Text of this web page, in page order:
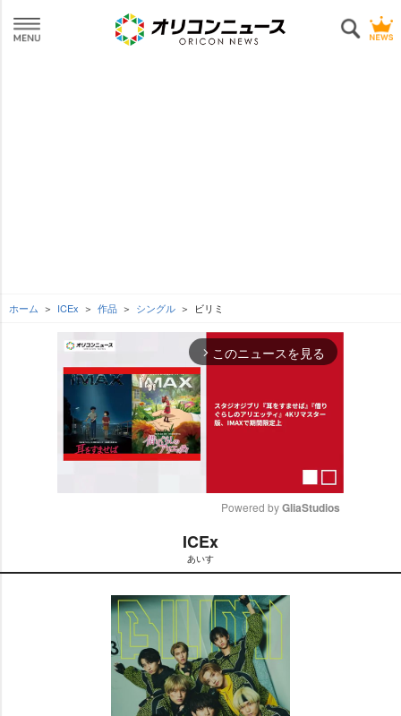
ホーム ICEx 作品 シングル ビリミ
arrow_forward_ios このニュースを見る
t
e
Powered by GliaStudios
ICEx
あいす